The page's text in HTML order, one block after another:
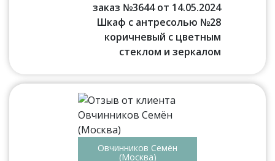
заказ №3644 от 14.05.2024
Шкаф с антресолью №28
коричневый с цветным
стеклом и зеркалом
Овчинников Семён
(Москва)